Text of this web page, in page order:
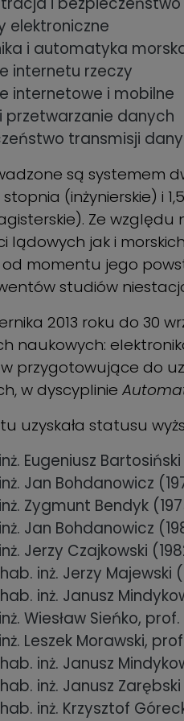
elektroniczne
i automatyka
internetu rzeczy
internetowe i mobilne
przetwarzanie danych
transmisji
są systemem
(inżynierskie) i
Ze względu
lądowych jak i
od momentu jego
studiów
2013 roku do 30
naukowych:
przygotowujące do
w dyscyplinie
uzyskała statusu
Eugeniusz Bartosiński
Jan Bohdanowicz
Zygmunt Bendyk
Jan Bohdanowicz
Jerzy Czajkowski
inż. Jerzy Majewski
inż. Janusz
Wiesław Sieńko, prof.
Leszek Morawski,
inż. Janusz
inż. Janusz Zarębski
inż. Krzysztof